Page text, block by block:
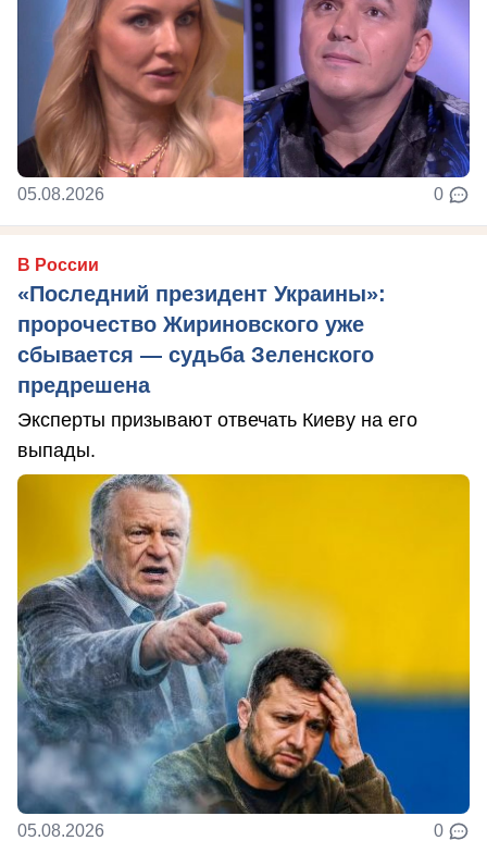
05.08.2026 0
В России
«Последний президент Украины»:
пророчество Жириновского уже
сбывается — судьба Зеленского
предрешена
Эксперты призывают отвечать Киеву на его
выпады.
05.08.2026 0